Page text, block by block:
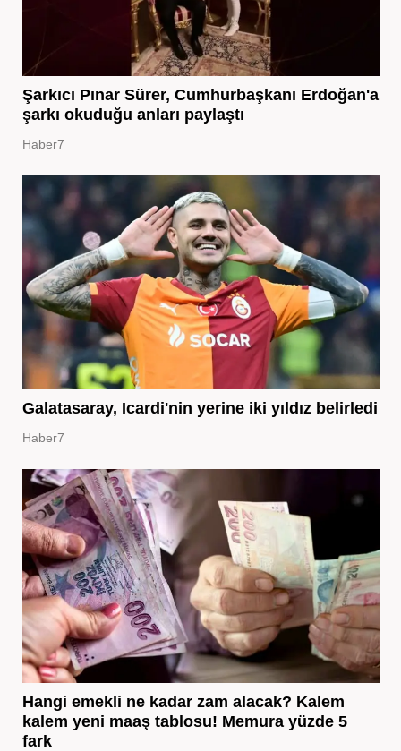
Şarkıcı Pınar Sürer, Cumhurbaşkanı Erdoğan'a
şarkı okuduğu anları paylaştı
Haber7
Galatasaray, Icardi'nin yerine iki yıldız belirledi
Haber7
Hangi emekli ne kadar zam alacak? Kalem
kalem yeni maaş tablosu! Memura yüzde 5
fark